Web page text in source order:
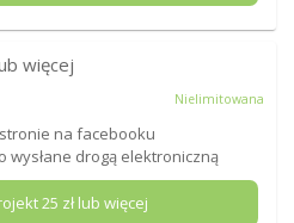
więcej
Nielimitowana
na facebooku
wysłane drogą elektroniczną
25 zł lub więcej